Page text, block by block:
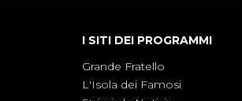
I SITI DEI PROGRAMMI
Grande Fratello
L'Isola dei Famosi